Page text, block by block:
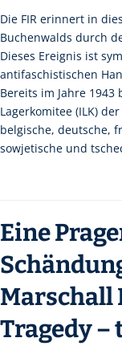
Die FIR erinnert in
Buchenwalds durch
Dieses Ereignis ist
antifaschistischen
Bereits im Jahre
Lagerkomitee (ILK)
belgische, deutsche,
sowjetische und
Eine
Marschall
Tragedy –